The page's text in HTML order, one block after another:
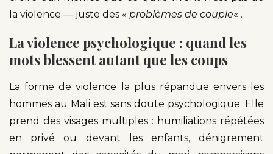
la violence — juste des « problèmes de couple« .
La violence psychologique : quand les
mots blessent autant que les coups
La forme de violence la plus répandue envers les
hommes au Mali est sans doute psychologique. Elle
prend des visages multiples : humiliations répétées
en privé ou devant les enfants, dénigrement